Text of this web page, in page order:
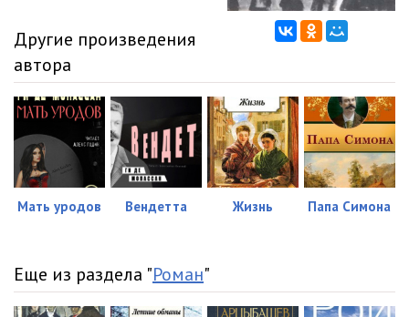
Другие произведения
автора
Мать уродов Вендетта Жизнь Папа Симона
Еще из раздела "Роман"